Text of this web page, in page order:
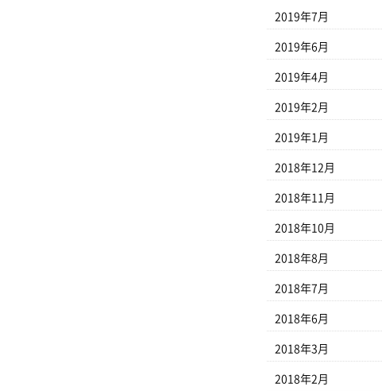
2019年7月
2019年6月
2019年4月
2019年2月
2019年1月
2018年12月
2018年11月
2018年10月
2018年8月
2018年7月
2018年6月
2018年3月
2018年2月